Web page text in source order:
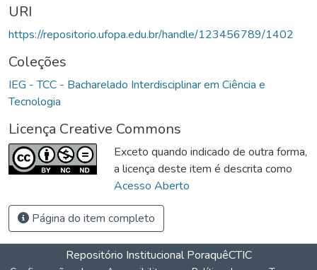
URI
https://repositorio.ufopa.edu.br/handle/123456789/1402
Coleções
IEG - TCC - Bacharelado Interdisciplinar em Ciência e
Tecnologia
Licença Creative Commons
Exceto quando indicado de outra forma,
a licença deste item é descrita como
Acesso Aberto
Página do item completo
Repositório Institucional PoraquêCTIC